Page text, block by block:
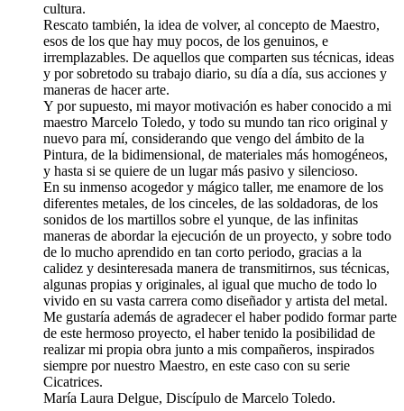
cultura.
Rescato también, la idea de volver, al concepto de Maestro,
esos de los que hay muy pocos, de los genuinos, e
irremplazables. De aquellos que comparten sus técnicas, ideas
y por sobretodo su trabajo diario, su día a día, sus acciones y
maneras de hacer arte.
Y por supuesto, mi mayor motivación es haber conocido a mi
maestro Marcelo Toledo, y todo su mundo tan rico original y
nuevo para mí, considerando que vengo del ámbito de la
Pintura, de la bidimensional, de materiales más homogéneos,
y hasta si se quiere de un lugar más pasivo y silencioso.
En su inmenso acogedor y mágico taller, me enamore de los
diferentes metales, de los cinceles, de las soldadoras, de los
sonidos de los martillos sobre el yunque, de las infinitas
maneras de abordar la ejecución de un proyecto, y sobre todo
de lo mucho aprendido en tan corto periodo, gracias a la
calidez y desinteresada manera de transmitirnos, sus técnicas,
algunas propias y originales, al igual que mucho de todo lo
vivido en su vasta carrera como diseñador y artista del metal.
Me gustaría además de agradecer el haber podido formar parte
de este hermoso proyecto, el haber tenido la posibilidad de
realizar mi propia obra junto a mis compañeros, inspirados
siempre por nuestro Maestro, en este caso con su serie
Cicatrices.
María Laura Delgue, Discípulo de Marcelo Toledo.